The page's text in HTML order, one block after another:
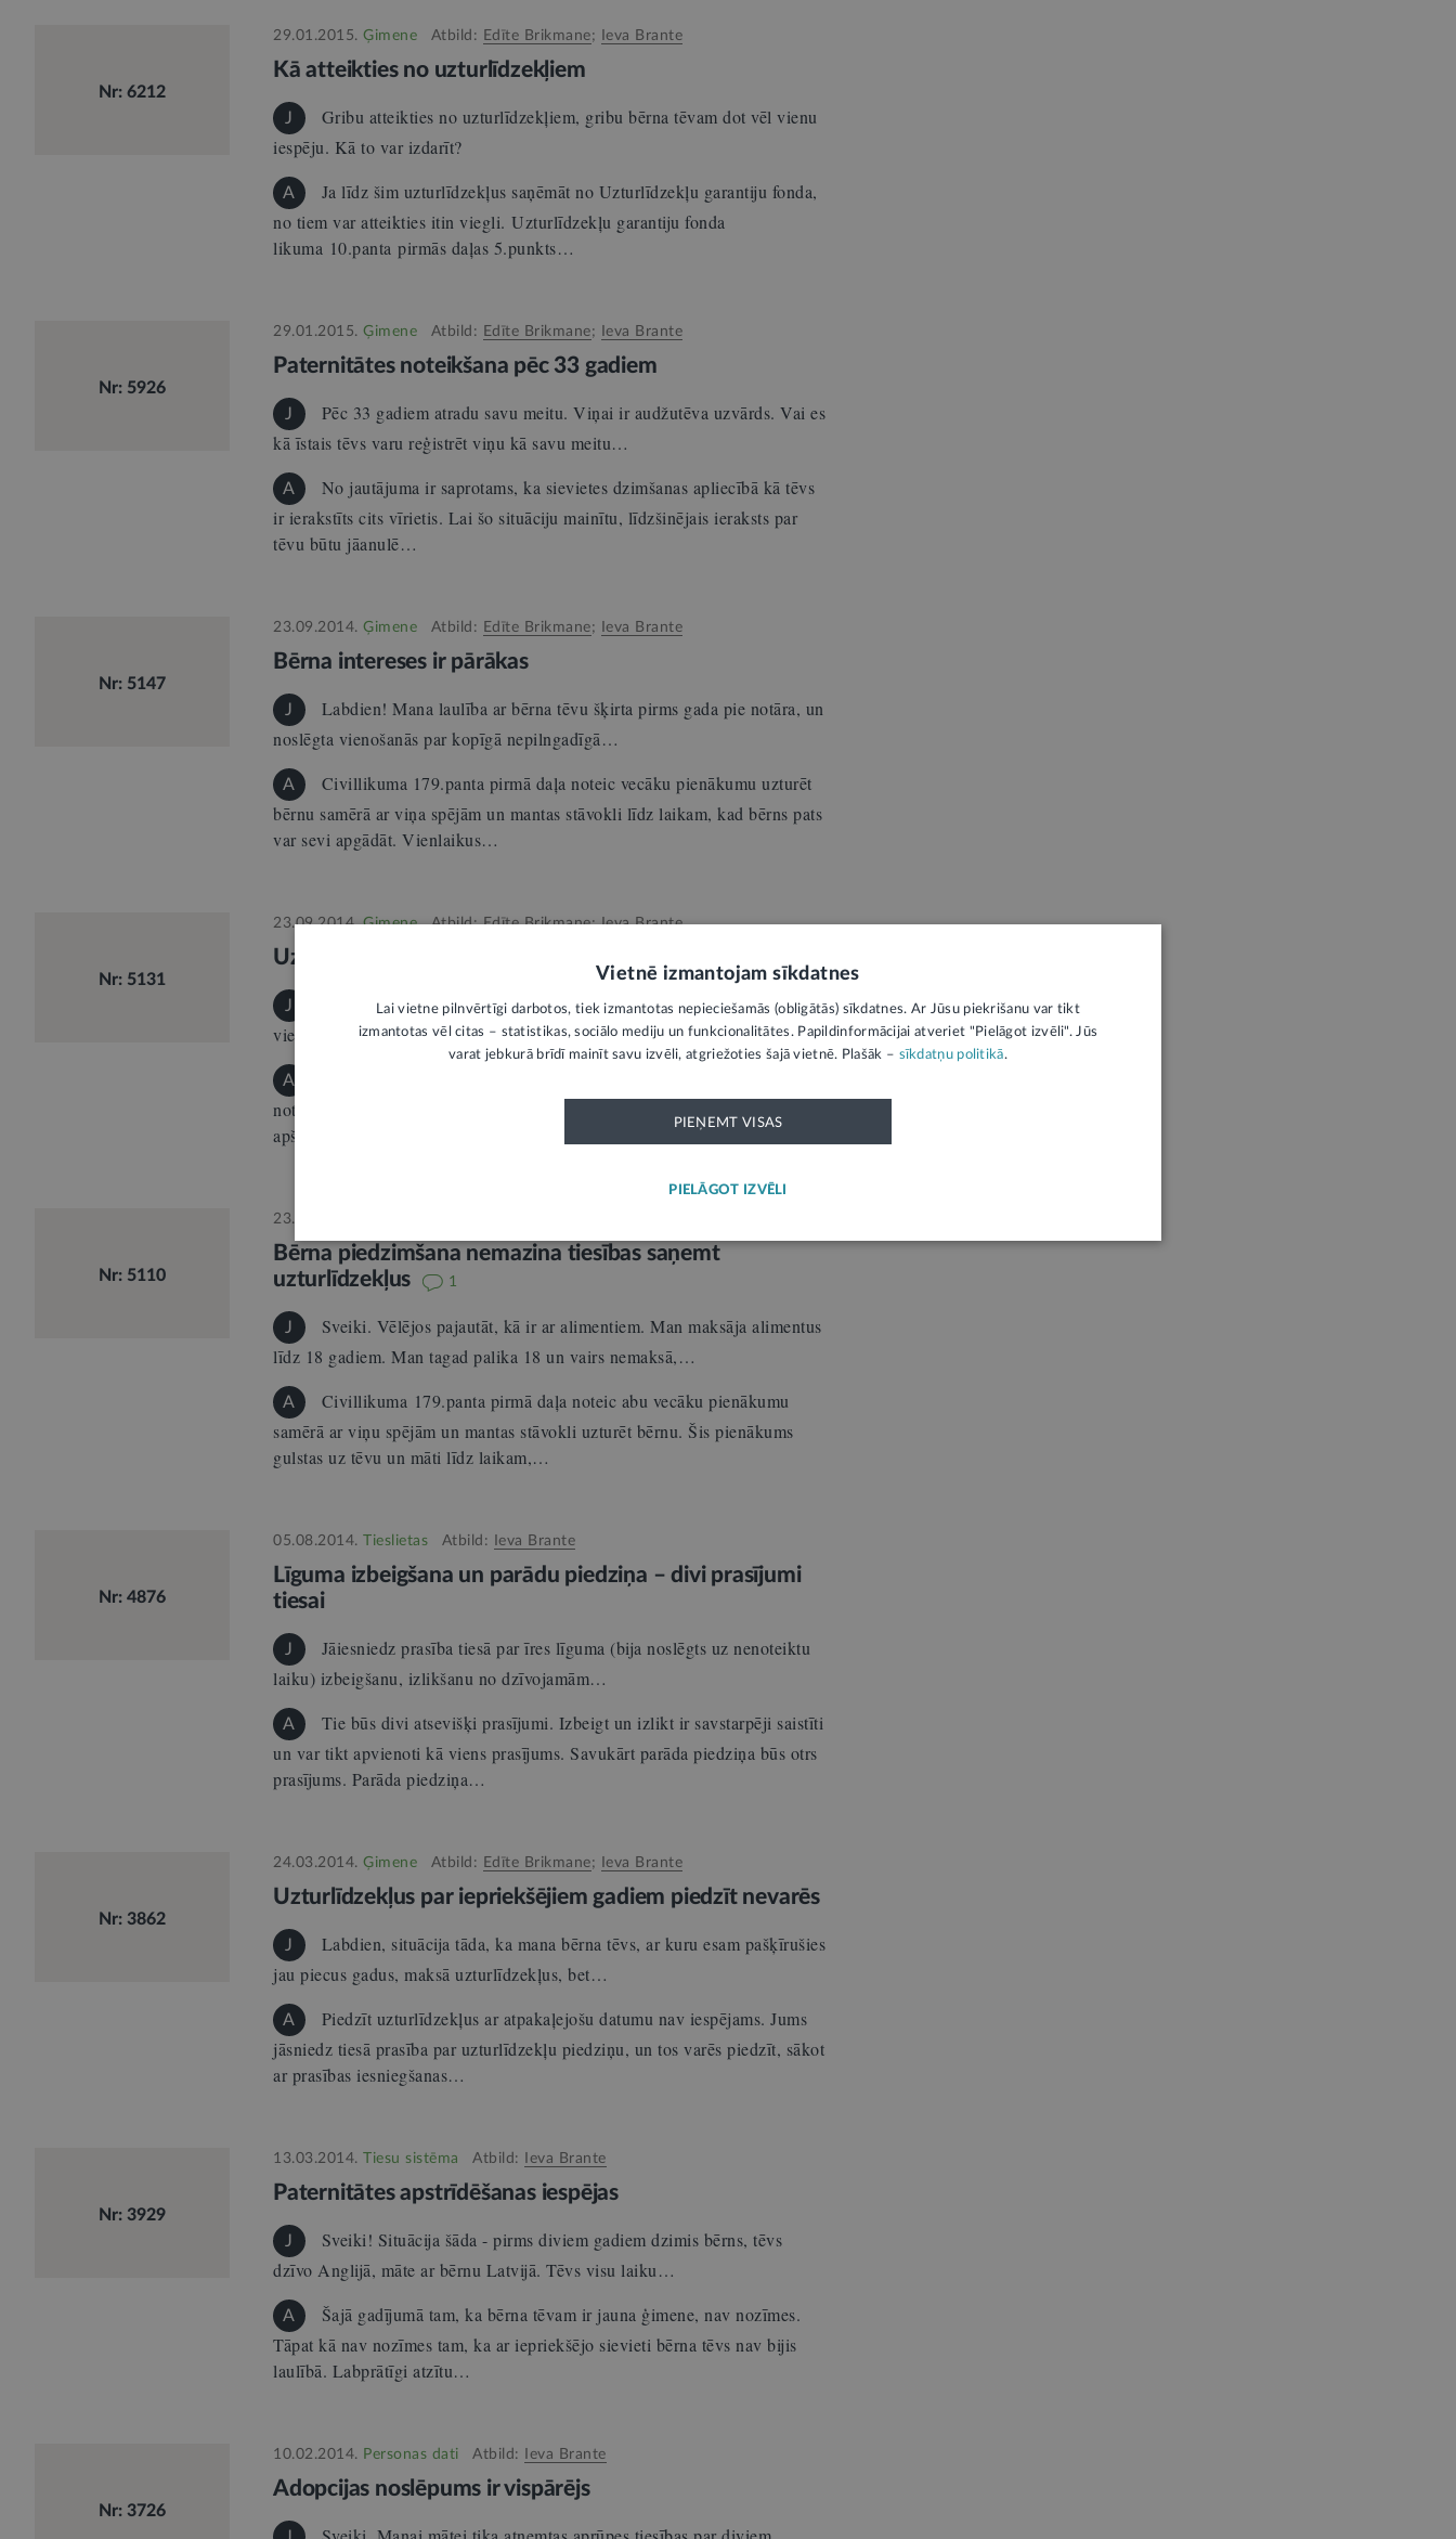
Nr: 6212
29.01.2015. Ģimene Atbild: Edīte Brikmane; Ieva Brante
Kā atteikties no uzturlīdzekļiem
J
Gribu atteikties no uzturlīdzekļiem, gribu bērna tēvam dot vēl vienu
iespēju. Kā to var izdarīt?
A
Ja līdz šim uzturlīdzekļus saņēmāt no Uzturlīdzekļu garantiju fonda,
no tiem var atteikties itin viegli. Uzturlīdzekļu garantiju fonda
likuma 10.panta pirmās daļas 5.punkts…
Nr: 5926
29.01.2015. Ģimene Atbild: Edīte Brikmane; Ieva Brante
Paternitātes noteikšana pēc 33 gadiem
J
Pēc 33 gadiem atradu savu meitu. Viņai ir audžutēva uzvārds. Vai es
kā īstais tēvs varu reģistrēt viņu kā savu meitu…
A
No jautājuma ir saprotams, ka sievietes dzimšanas apliecībā kā tēvs
ir ierakstīts cits vīrietis. Lai šo situāciju mainītu, līdzšinējais ieraksts par
tēvu būtu jāanulē…
Nr: 5147
23.09.2014. Ģimene Atbild: Edīte Brikmane; Ieva Brante
Bērna intereses ir pārākas
J
Labdien! Mana laulība ar bērna tēvu šķirta pirms gada pie notāra, un
noslēgta vienošanās par kopīgā nepilngadīgā…
A
Civillikuma 179.panta pirmā daļa noteic vecāku pienākumu uzturēt
bērnu samērā ar viņa spējām un mantas stāvokli līdz laikam, kad bērns pats
var sevi apgādāt. Vienlaikus…
Nr: 5131
23.09.2014.Ģimene Atbild:Edīte Brikmane;Ieva Brante
Uzturlīdzekļu parāda piedziņa, ja noslēgts notariāls akts
J
Labdien. Vēlētos pajautāt, laulība man ir šķirta pie notāra, kur
vienojāmies par uzturlīdzekļu samaksu kopīgam bērnam,…
A
notariālo un citu likumā noteiktā kārtībā apliecināto aktu patiesīgumu nevar
apšaubīt. Tos var apstrīdēt,…
Nr: 5110
23.09.2014.
Bērna piedzimšana nemazina tiesības saņemt
uzturlīdzekļus
1
J
Sveiki. Vēlējos pajautāt, kā ir ar alimentiem. Man maksāja alimentus
līdz 18 gadiem. Man tagad palika 18 un vairs nemaksā,…
A
Civillikuma 179.panta pirmā daļa noteic abu vecāku pienākumu
samērā ar viņu spējām un mantas stāvokli uzturēt bērnu. Šis pienākums
gulstas uz tēvu un māti līdz laikam,…
Nr: 4876
05.08.2014. Tieslietas Atbild: Ieva Brante
Līguma izbeigšana un parādu piedziņa – divi prasījumi
tiesai
J
Jāiesniedz prasība tiesā par īres līguma (bija noslēgts uz nenoteiktu
laiku) izbeigšanu, izlikšanu no dzīvojamām…
A
Tie būs divi atsevišķi prasījumi. Izbeigt un izlikt ir savstarpēji saistīti
un var tikt apvienoti kā viens prasījums. Savukārt parāda piedziņa būs otrs
prasījums. Parāda piedziņa…
Nr: 3862
24.03.2014. Ģimene Atbild: Edīte Brikmane; Ieva Brante
Uzturlīdzekļus par iepriekšējiem gadiem piedzīt nevarēs
J
Labdien, situācija tāda, ka mana bērna tēvs, ar kuru esam pašķīrušies
jau piecus gadus, maksā uzturlīdzekļus, bet…
A
Piedzīt uzturlīdzekļus ar atpakaļejošu datumu nav iespējams. Jums
jāsniedz tiesā prasība par uzturlīdzekļu piedziņu, un tos varēs piedzīt, sākot
ar prasības iesniegšanas…
Nr: 3929
13.03.2014. Tiesu sistēma Atbild: Ieva Brante
Paternitātes apstrīdēšanas iespējas
J
Sveiki! Situācija šāda - pirms diviem gadiem dzimis bērns, tēvs
dzīvo Anglijā, māte ar bērnu Latvijā. Tēvs visu laiku…
A
Šajā gadījumā tam, ka bērna tēvam ir jauna ģimene, nav nozīmes.
Tāpat kā nav nozīmes tam, ka ar iepriekšējo sievieti bērna tēvs nav bijis
laulībā. Labprātīgi atzītu…
Nr: 3726
10.02.2014. Personas dati Atbild: Ieva Brante
Adopcijas noslēpums ir vispārējs
Vietnē izmantojam sīkdatnes
Lai vietne pilnvērtīgi darbotos, tiek izmantotas nepieciešamās (obligātās) sīkdatnes. Ar Jūsu piekrišanu var tikt
izmantotas vēl citas – statistikas, sociālo mediju un funkcionalitātes. Papildinformācijai atveriet "Pielāgot izvēli". Jūs
varat jebkurā brīdī mainīt savu izvēli, atgriežoties šajā vietnē. Plašāk – sīkdatņu politikā.
PIEŅEMT VISAS
PIELĀGOT IZVĒLI